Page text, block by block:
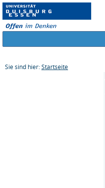
Sie sind hier: Startseite